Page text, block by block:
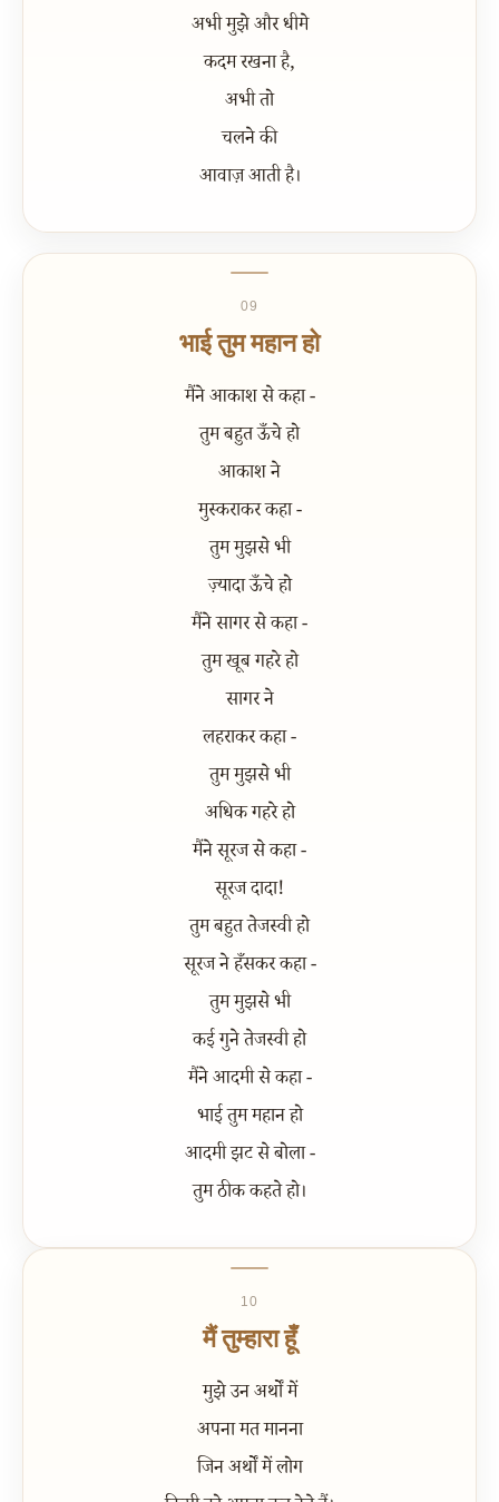
अभी मुझे और धीमे
कदम रखना है,
अभी तो
चलने की
आवाज़ आती है।
09
भाई तुम महान हो
मैंने आकाश से कहा -
तुम बहुत ऊँचे हो
आकाश ने
मुस्कराकर कहा -
तुम मुझसे भी
ज़्यादा ऊँचे हो
मैंने सागर से कहा -
तुम खूब गहरे हो
सागर ने
लहराकर कहा -
तुम मुझसे भी
अधिक गहरे हो
मैंने सूरज से कहा -
सूरज दादा!
तुम बहुत तेजस्वी हो
सूरज ने हँसकर कहा -
तुम मुझसे भी
कई गुने तेजस्वी हो
मैंने आदमी से कहा -
भाई तुम महान हो
आदमी झट से बोला -
तुम ठीक कहते हो।
10
मैं तुम्हारा हूँ
मुझे उन अर्थों में
अपना मत मानना
जिन अर्थों में लोग